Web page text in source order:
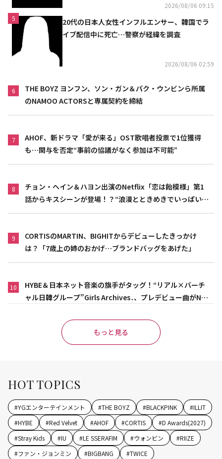
2026/08/06 09:15
5
20代の日本人女性インフルエンサー、韓国でラ
イブ配信中に死亡…警察が経緯を調査
2026/08/06 02:59
6
THE BOYZ ヨンフン、ソン・ガン＆パク・ウンビンら所属
のNAMOO ACTORSと専属契約を締結
7
AHOF、新ドラマ「愛が来る」OST歌唱者投票で1位獲得
も…関与を否定“事前の協議がなく参加は不可能”
8
チョン・ヘイン＆ハヨン出演のNetflix「恋は飴模様」第1
話からキスシーンが登場！？“浪漫とときめきでいっぱいの
9
CORTISのMARTIN、BIGHITからデビューしたきっかけ
は？「7歳上の姉のおかげ…ブランドバッグをあげた」
10
HYBE＆日本ネット音楽の旗手がタッグ！“リアル×バーチ
ャル日韓グループ”Girls Archives․、プレデビュー曲がNet
もっと見る
HOT TOPICS
#YGエンターテインメント #THE BOYZ #BLACKPINK #ILLIT
#HYBE #Red Velvet #AHOF #CORTIS #D Awards(2027)
#Stray Kids #IU #LE SSERAFIM #ウォンビン #RIIZE
#ファン・ジョンミン #BIGBANG #TWICE